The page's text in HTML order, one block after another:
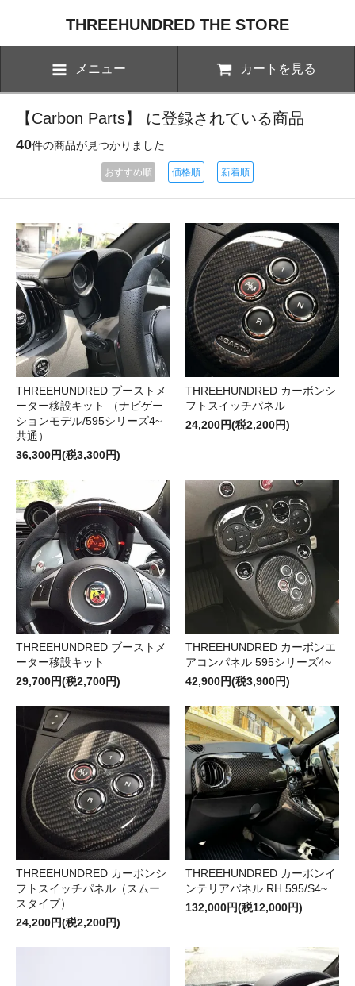
THREEHUNDRED THE STORE
メニュー カートを見る
【Carbon Parts】 に登録されている商品
40件の商品が見つかりました
おすすめ順 価格順 新着順
THREEHUNDRED ブーストメ
ーター移設キット （ナビゲー
ションモデル/595シリーズ4~
共通）
36,300円(税3,300円)
THREEHUNDRED カーボンシ
フトスイッチパネル
24,200円(税2,200円)
THREEHUNDRED ブーストメ
ーター移設キット
29,700円(税2,700円)
THREEHUNDRED カーボンエ
アコンパネル 595シリーズ4~
42,900円(税3,900円)
THREEHUNDRED カーボンシ
フトスイッチパネル（スムー
スタイプ）
24,200円(税2,200円)
THREEHUNDRED カーボンイ
ンテリアパネル RH 595/S4~
132,000円(税12,000円)